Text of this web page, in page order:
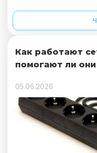
Как работают
помогают ли
05.06.2026